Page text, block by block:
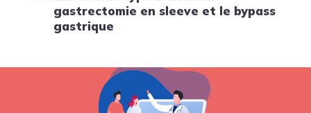
gastrectomie en sleeve et le bypass
gastrique